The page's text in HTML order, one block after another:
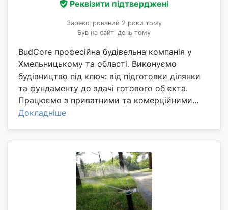
Реквізити підтверджені
Зареєстрований 2 роки тому
Був на сайті день тому
BudCore професійна будівельна компанія у
Хмельницькому та області. Виконуємо
будівництво під ключ: від підготовки ділянки
та фундаменту до здачі готового об єкта.
Працюємо з приватними та комерційними...
Докладніше